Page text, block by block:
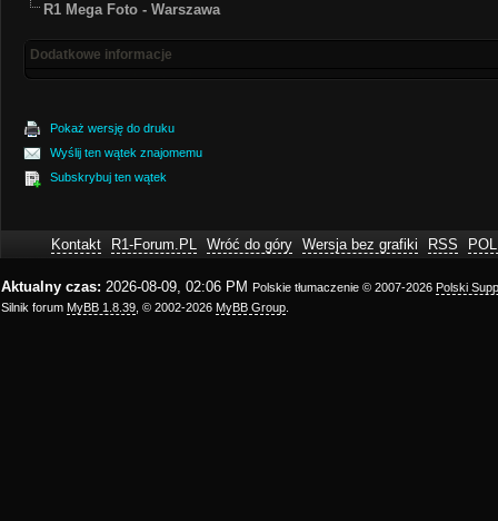
R1 Mega Foto - Warszawa
Dodatkowe informacje
Pokaż wersję do druku
Wyślij ten wątek znajomemu
Subskrybuj ten wątek
Kontakt R1-Forum.PL Wróć do góry Wersja bez grafiki RSS
Aktualny czas: 2026-08-09, 02:06 PM Polskie tłumaczenie © 2007-2026 Polski
Silnik forum MyBB 1.8.39 , © 2002-2026 MyBB Group